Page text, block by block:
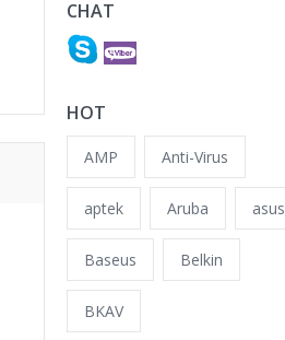
CHAT
HOT
AMP Anti-Virus
aptek Aruba asus
Baseus Belkin
BKAV